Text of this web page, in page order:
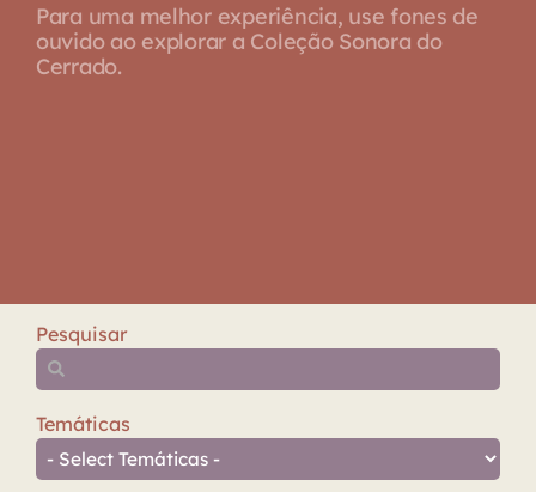
Para uma melhor experiência, use fones de
ouvido ao explorar a Coleção Sonora do
Cerrado.
Pesquisar
Temáticas